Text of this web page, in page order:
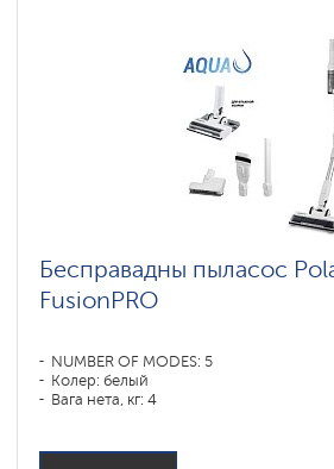
Бесправадны пыласос
FusionPRO
NUMBER OF MODES: 5
Колер: белый
Вага нета, кг: 4